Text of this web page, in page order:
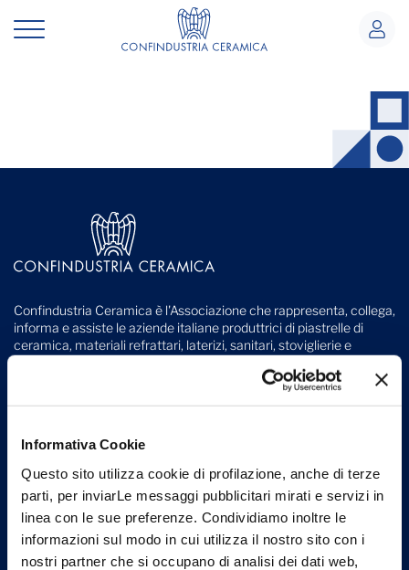
Informativa Cookie
Questo sito utilizza cookie di profilazione, anche di terze
parti, per inviarLe messaggi pubblicitari mirati e servizi in
linea con le sue preferenze. Condividiamo inoltre le
informazioni sul modo in cui utilizza il nostro sito con i
nostri partner che si occupano di analisi dei dati web,
Il nostro impegno
Confindustria Ceramica è l'Associazione che rappresenta, collega,
informa e assiste le aziende italiane produttrici di piastrelle di
ceramica, materiali refrattari, laterizi, sanitari, stoviglierie e
Viale Monte Santo, 40
Telefono: +39 0536 818 111
Mail:info@confindustriaceramica.it
PEC:
confindustriaceramicaarealavoro@legalmail.it
CF: 93004930363